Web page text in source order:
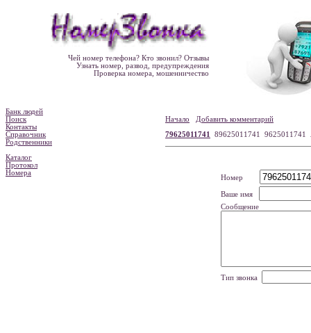
Чей номер телефона? Кто звонил? Отзывы
Узнать номер, развод, предупреждения
Проверка номера, мошенничество
Банк людей
Поиск
Контакты
Справочник
Родственники
Каталог
Протокол
Номера
Начало
Добавить комментарий
79625011741
89625011741 9625011741
Номер
Ваше имя
Сообщение
Тип звонка